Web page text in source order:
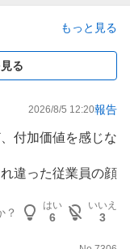
もっと見る
る
2026/8/5 12:20報告
付加価値を感じな
違った従業員の顔
？
はい
6
いいえ
3